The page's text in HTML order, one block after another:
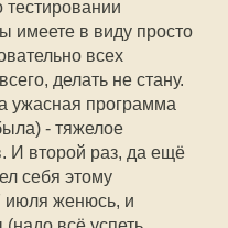
тестировании
в виду просто
всех
делать не стану.
ужасная программа
- тяжелое
И второй раз, да ещё
себя этому
июля женюсь, и